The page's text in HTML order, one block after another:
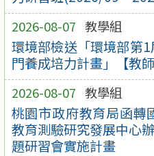
2026-08-07 教學組
環境部檢送「環境部第
門養成培力計畫」【教
2026-08-07 教學組
桃園市政府教育局函轉
教育測驗研究發展中心
題研習會實施計畫